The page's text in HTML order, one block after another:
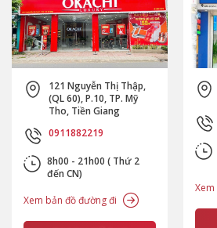
947A Huỳnh Tấn Phát,
Phú Thuận, Q7, TP.HCM
0911422219
đến CN)
OKACHI QUẬN 7